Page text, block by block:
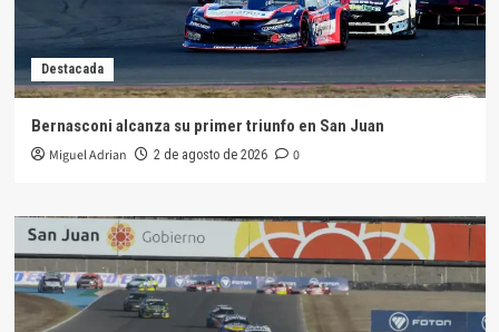
Destacada
Bernasconi alcanza su primer triunfo en San Juan
Miguel Adrian 2 de agosto de 2026 0